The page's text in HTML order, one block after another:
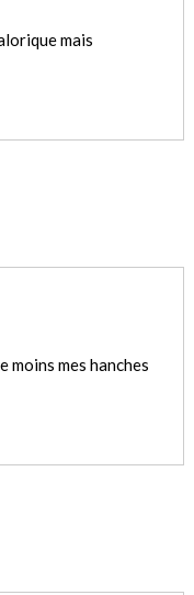
mais
moins mes hanches